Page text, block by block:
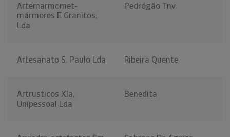
Artemarmomet-
mármores E Granitos,
Lda
Pedrógão Tnv
Artesanato S. Paulo Lda Ribeira Quente
Artrusticos Xla,
Unipessoal Lda
Benedita